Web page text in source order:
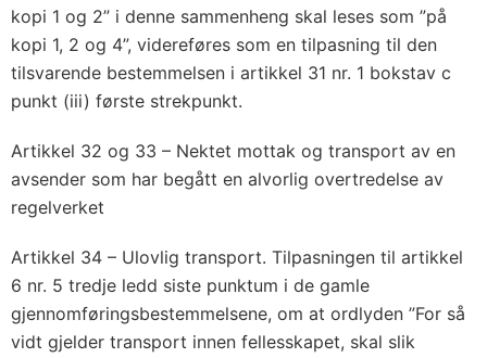
kopi 1 og 2” i denne sammenheng skal leses som ”på
kopi 1, 2 og 4”, videreføres som en tilpasning til den
tilsvarende bestemmelsen i artikkel 31 nr. 1 bokstav c
punkt (iii) første strekpunkt.
Artikkel 32 og 33 – Nektet mottak og transport av en
avsender som har begått en alvorlig overtredelse av
regelverket
Artikkel 34 – Ulovlig transport. Tilpasningen til artikkel
6 nr. 5 tredje ledd siste punktum i de gamle
gjennomføringsbestemmelsene, om at ordlyden ”For så
vidt gjelder transport innen fellesskapet, skal slik